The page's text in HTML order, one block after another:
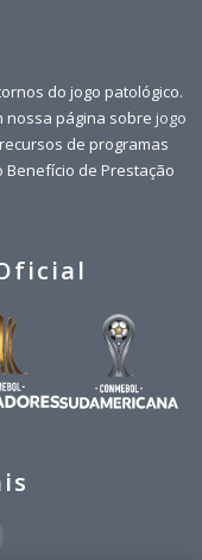
do jogo patológico.
nossa página sobre jogo
de programas
Benefício de Prestação